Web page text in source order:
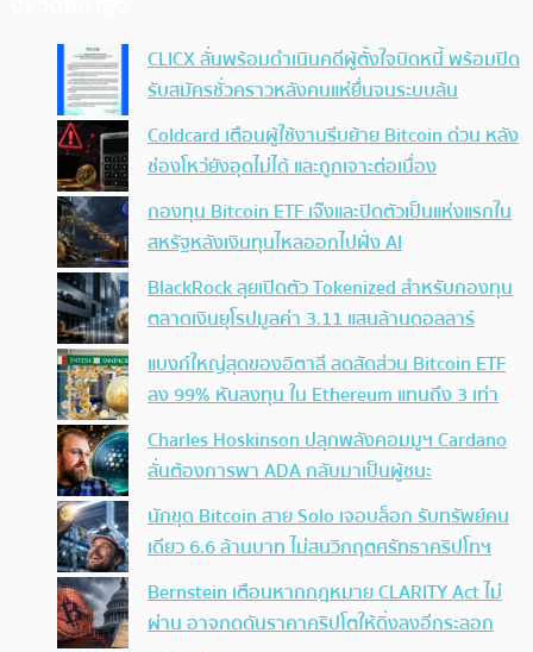
CLICX ลั่นพร้อมดำเนินคดีผู้ตั้งใจบิดหนี้ พร้อมปิด
รับสมัครชั่วคราวหลังคนแห่ยื่นจนระบบล้น
Coldcard เตือนผู้ใช้งานรีบย้าย Bitcoin ด่วน หลัง
ช่องโหว่ยังอุดไม่ได้ และถูกเจาะต่อเนื่อง
กองทุน Bitcoin ETF เจ๊งและปิดตัวเป็นแห่งแรกใน
สหรัฐหลังเงินทุนไหลออกไปฝั่ง AI
BlackRock ลุยเปิดตัว Tokenized สำหรับกองทุน
ตลาดเงินยุโรปมูลค่า 3.11 แสนล้านดอลลาร์
แบงก์ใหญ่สุดของอิตาลี ลดสัดส่วน Bitcoin ETF
ลง 99% หันลงทุน ใน Ethereum แทนถึง 3 เท่า
Charles Hoskinson ปลุกพลังคอมมูฯ Cardano
ลั่นต้องการพา ADA กลับมาเป็นผู้ชนะ
นักขุด Bitcoin สาย Solo เจอบล็อก รับทรัพย์คน
เดียว 6.6 ล้านบาท ไม่สนวิกฤตศรัทธาคริปโทฯ
Bernstein เตือนหากกฎหมาย CLARITY Act ไม่
ผ่าน อาจกดดันราคาคริปโตให้ดิ่งลงอีกระลอก